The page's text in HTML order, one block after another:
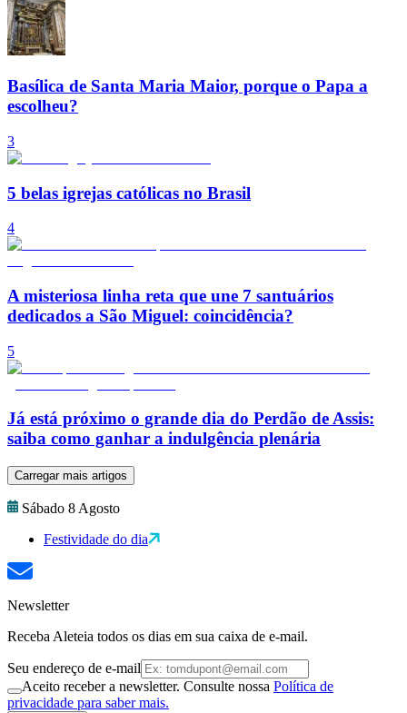
Basílica de Santa Maria Maior, porque o Papa a
escolheu?
3
5 belas igrejas católicas no Brasil
4
A misteriosa linha reta que une 7 santuários
dedicados a São Miguel: coincidência?
5
Já está próximo o grande dia do Perdão de Assis:
saiba como ganhar a indulgência plenária
Carregar mais artigos
Sábado 8 Agosto
Festividade do dia
Newsletter
Receba Aleteia todos os dias em sua caixa de e-mail.
Seu endereço de e-mail
Aceito receber a newsletter. Consulte nossa Política de
privacidade para saber mais.